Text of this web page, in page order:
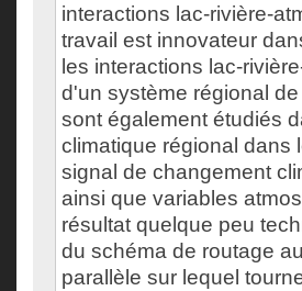
interactions lac-rivière-
travail est innovateur
les interactions lac-
d'un système régional
sont également étudiés
climatique régional dans
signal de changement
ainsi que variables
résultat quelque peu
du schéma de routage
parallèle sur lequel